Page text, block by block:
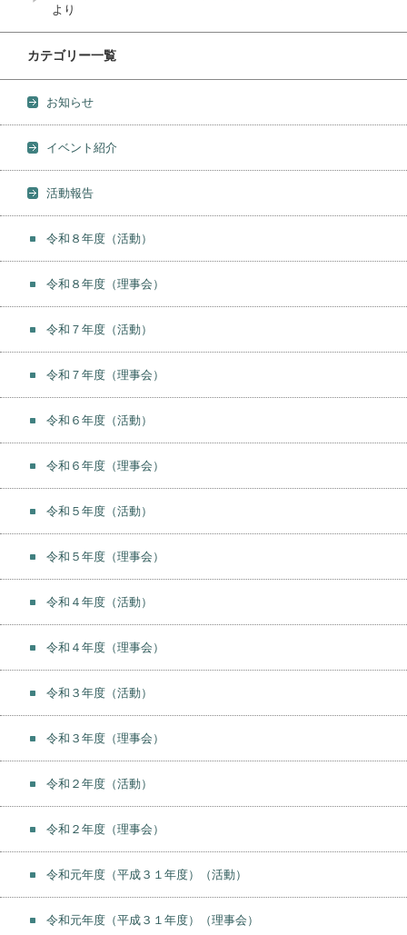
より
カテゴリー一覧
お知らせ
イベント紹介
活動報告
令和８年度（活動）
令和８年度（理事会）
令和７年度（活動）
令和７年度（理事会）
令和６年度（活動）
令和６年度（理事会）
令和５年度（活動）
令和５年度（理事会）
令和４年度（活動）
令和４年度（理事会）
令和３年度（活動）
令和３年度（理事会）
令和２年度（活動）
令和２年度（理事会）
令和元年度（平成３１年度）（活動）
令和元年度（平成３１年度）（理事会）